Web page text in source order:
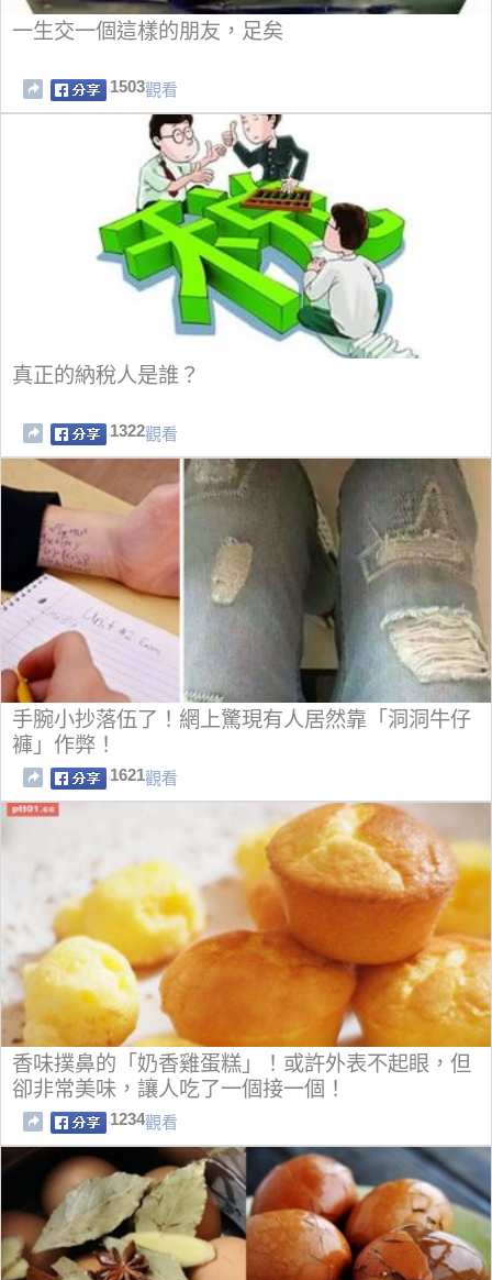
一生交一個這樣的朋友，足矣
1503觀看
真正的納稅人是誰？
1322觀看
手腕小抄落伍了！網上驚現有人居然靠「洞洞牛仔
褲」作弊！
1621觀看
香味撲鼻的「奶香雞蛋糕」！或許外表不起眼，但
卻非常美味，讓人吃了一個接一個！
1234觀看